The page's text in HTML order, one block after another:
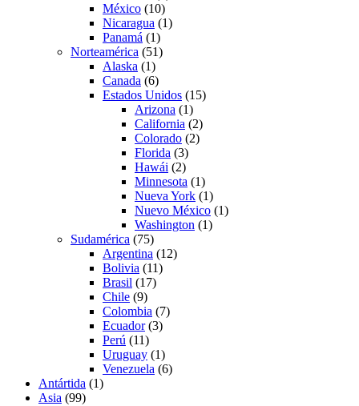
México (10)
Nicaragua (1)
Panamá (1)
Norteamérica (51)
Alaska (1)
Canada (6)
Estados Unidos (15)
Arizona (1)
California (2)
Colorado (2)
Florida (3)
Hawái (2)
Minnesota (1)
Nueva York (1)
Nuevo México (1)
Washington (1)
Sudamérica (75)
Argentina (12)
Bolivia (11)
Brasil (17)
Chile (9)
Colombia (7)
Ecuador(3)
Perú (11)
Uruguay (1)
Venezuela (6)
Antártida (1)
Asia (99)